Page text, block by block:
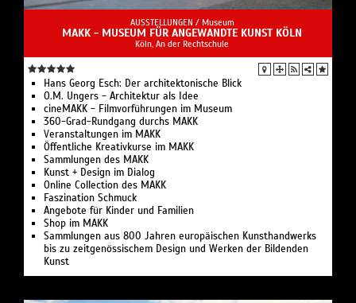
AUSSTELLUNGEN / Museum
MAKK - MUSEUM FÜR ANGEWANDTE KUNST KÖLN
Köln, An der Rechtschule
Hans Georg Esch: Der architektonische Blick
O.M. Ungers - Architektur als Idee
cineMAKK - Filmvorführungen im Museum
360-Grad-Rundgang durchs MAKK
Veranstaltungen im MAKK
Öffentliche Kreativkurse im MAKK
Sammlungen des MAKK
Kunst + Design im Dialog
Online Collection des MAKK
Faszination Schmuck
Angebote für Kinder und Familien
Shop im MAKK
Sammlungen aus 800 Jahren europäischen Kunsthandwerks
bis zu zeitgenössischem Design und Werken der Bildenden
Kunst